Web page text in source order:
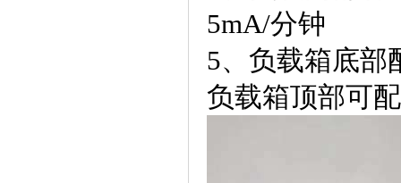
5mA/分钟
5、负载箱底部
负载箱顶部可